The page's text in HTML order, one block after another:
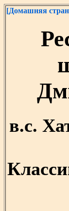
[Домашняя
в.с.